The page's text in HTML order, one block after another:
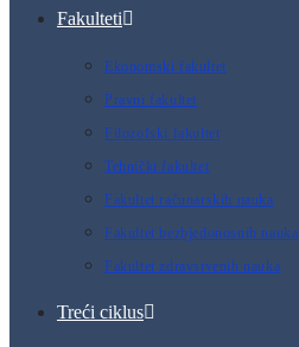
Fakulteti
Ekonomski fakultet
Pravni fakultet
Filozofski fakultet
Tehnički fakultet
Fakultet računarskih nauka
Fakultet bezbjedonosnih nauka
Fakultet zdravstvenih nauka
Treći ciklus